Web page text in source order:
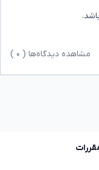
مشاهده دیدگاه‌ها ( ۰